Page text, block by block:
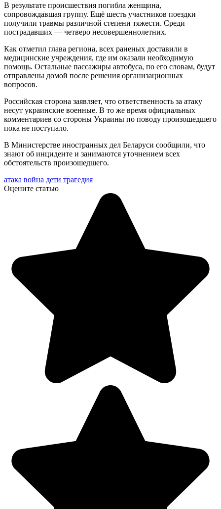
В результате происшествия погибла женщина,
сопровождавшая группу. Ещё шесть участников поездки
получили травмы различной степени тяжести. Среди
пострадавших — четверо несовершеннолетних.
Как отметил глава региона, всех раненых доставили в
медицинские учреждения, где им оказали необходимую
помощь. Остальные пассажиры автобуса, по его словам, будут
отправлены домой после решения организационных
вопросов.
Российская сторона заявляет, что ответственность за атаку
несут украинские военные. В то же время официальных
комментариев со стороны Украины по поводу произошедшего
пока не поступало.
В Министерстве иностранных дел Беларуси сообщили, что
знают об инциденте и занимаются уточнением всех
обстоятельств произошедшего.
атака война дети трагедия
Оцените статью